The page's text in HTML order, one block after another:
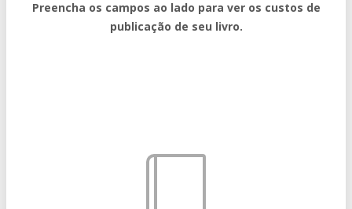
Preencha os campos ao lado para ver os custos de
publicação de seu livro.